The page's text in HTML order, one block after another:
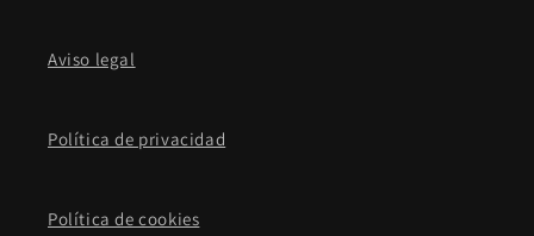
Aviso legal
Política de privacidad
Política de cookies